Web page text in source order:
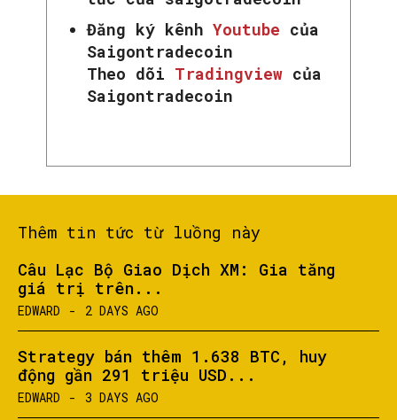
Đăng ký kênh Youtube của
Saigontradecoin
Theo dõi Tradingview của
Saigontradecoin
Thêm tin tức từ luồng này
Câu Lạc Bộ Giao Dịch XM: Gia tăng
giá trị trên...
EDWARD - 2 DAYS AGO
Strategy bán thêm 1.638 BTC, huy
động gần 291 triệu USD...
EDWARD - 3 DAYS AGO